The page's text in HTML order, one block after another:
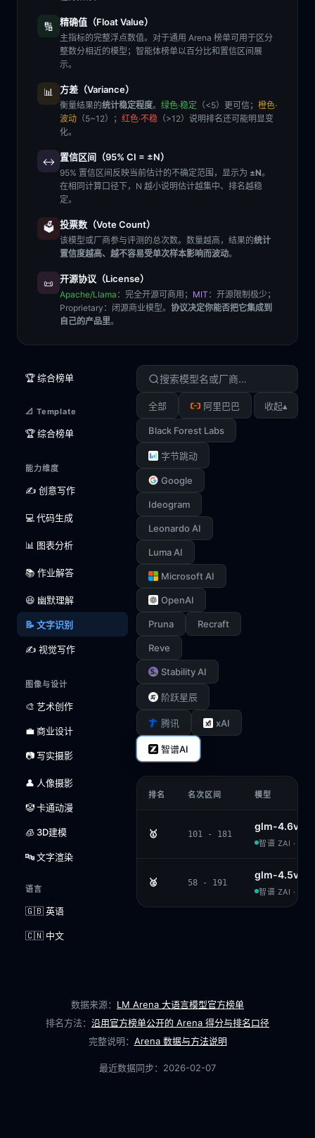
🔢 精确值（Float Value）
主指标的完整浮点数值。对于通用 Arena 榜单可用于区分
整数分相近的模型；智能体榜单以百分比和置信区间展
示。
📊 方差（Variance）
衡量结果的统计稳定程度。 绿色·稳定 （<5）更可信； 橙色·
波动 （5~12）； 红色·不稳 （>12）说明排名还可能明显变
化。
↔️ 置信区间（95% CI = ±N）
95% 置信区间反映当前估计的不确定范围，显示为 ±N。
在相同计算口径下，N 越小说明估计越集中、排名越稳
定。
🗳️ 投票数（Vote Count）
该模型或厂商参与评测的总次数。数量越高，结果的统计
置信度越高、越不容易受单次样本影响而波动。
📜 开源协议（License）
Apache/Llama ：完全开源可商用； MIT ：开源限制极少；
Proprietary ：闭源商业模型。 协议决定你能否把它集成到
自己的产品里。
🏆 综合榜单
📐 Template
🏆 综合榜单
能力维度
✍️ 创意写作
💻 代码生成
📊 图表分析
📚 作业解答
😆 幽默理解
📝 文字识别
✍️ 视觉写作
图像与设计
🎨 艺术创作
💼 商业设计
📷 写实摄影
👤 人像摄影
🤡 卡通动漫
🧊 3D建模
🔤 文字渲染
语言
🇬🇧 英语
🇨🇳 中文
全部 阿里巴巴
Black Forest Labs
字节跳动
Google
Ideogram
Leonardo AI
Luma AI
Microsoft AI
OpenAI
Pruna Recraft
Reve
Stability AI
阶跃星辰
腾讯 xAI
智谱AI
收起▴
排名 名次区间 模型
🥇 101 - 181
glm-4.6v
智谱 ZAI · MIT
🥈 58 - 191
glm-4.5v
智谱 ZAI · MIT
数据来源： LM Arena 大语言模型官方榜单
排名方法： 沿用官方榜单公开的 Arena 得分与排名口径
完整说明： Arena 数据与方法说明
最近数据同步： 2026-02-07